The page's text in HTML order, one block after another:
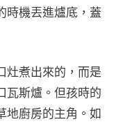
時機丟進爐底，蓋
灶煮出來的，而是
瓦斯爐。但孩時的
地廚房的主角。如